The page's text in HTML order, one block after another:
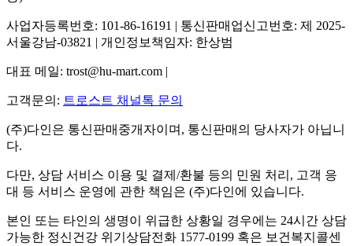
사업자등록번호: 101-86-16191 | 통신판매업신고번호: 제 2025-
서울강남-03821 | 개인정보책임자: 한상범
대표 메일: trost@hu-mart.com |
고객문의: 트로스트 채널톡 문의
(주)다인은 통신판매중개자이며, 통신판매의 당사자가 아닙니
다.
다만, 상담 서비스 이용 및 결제/환불 등의 민원 처리, 고객 응
대 등 서비스 운영에 관한 책임은 (주)다인에 있습니다.
본인 또는 타인의 생명이 위급한 상황일 경우에는 24시간 상담
가능한 정신건강 위기상담전화 1577-0199 혹은 보건복지콜센